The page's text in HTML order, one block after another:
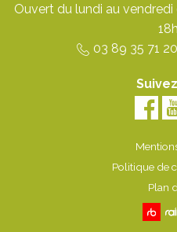
Ouvert du lundi au
03 89 35 71 20
Politique de
Plan